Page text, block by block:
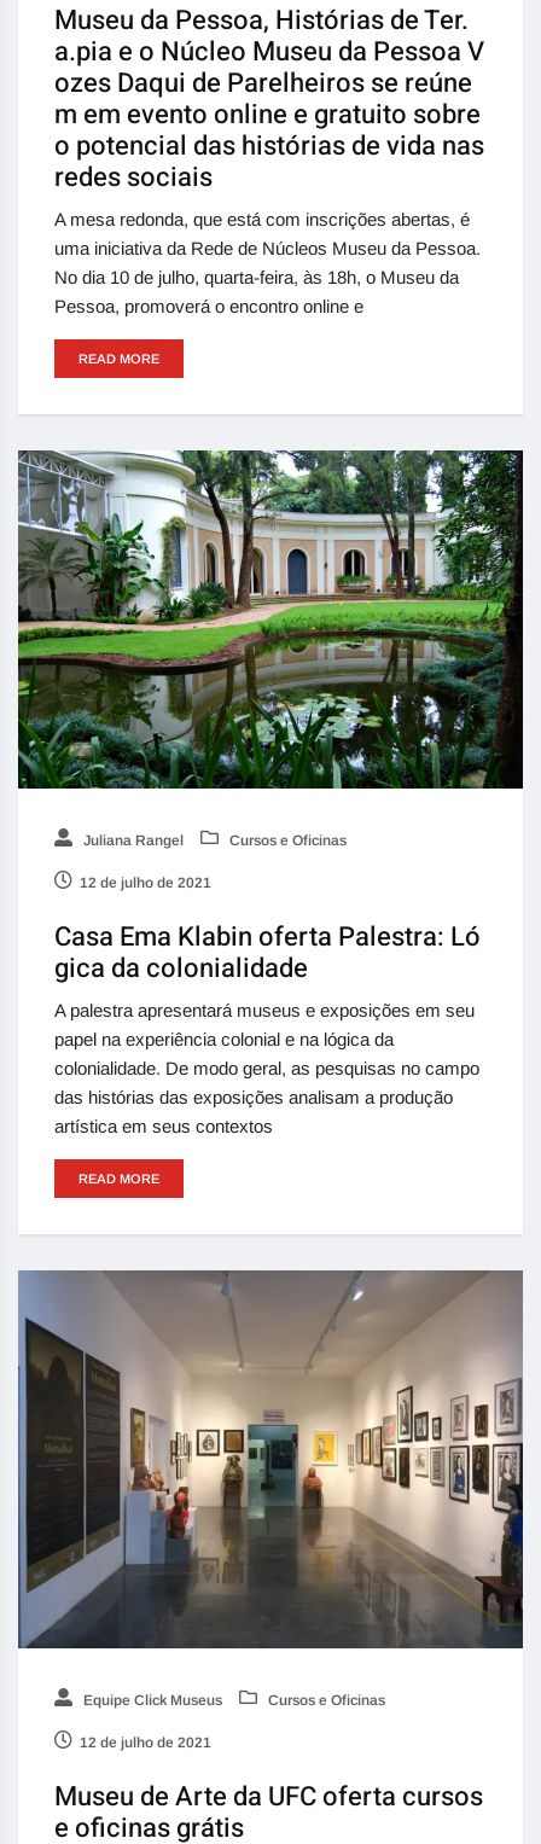
Museu da Pessoa, Histórias de Ter.
a.pia e o Núcleo Museu da Pessoa V
ozes Daqui de Parelheiros se reúne
m em evento online e gratuito sobre
o potencial das histórias de vida nas
redes sociais
A mesa redonda, que está com inscrições abertas, é
uma iniciativa da Rede de Núcleos Museu da Pessoa.
No dia 10 de julho, quarta-feira, às 18h, o Museu da
Pessoa, promoverá o encontro online e
READ MORE
Juliana Rangel Cursos e Oficinas
12 de julho de 2021
Casa Ema Klabin oferta Palestra: Ló
gica da colonialidade
A palestra apresentará museus e exposições em seu
papel na experiência colonial e na lógica da
colonialidade. De modo geral, as pesquisas no campo
das histórias das exposições analisam a produção
artística em seus contextos
READ MORE
Equipe Click Museus Cursos e Oficinas
12 de julho de 2021
Museu de Arte da UFC oferta cursos
e oficinas grátis